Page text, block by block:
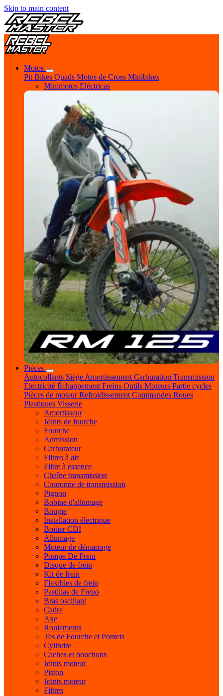
Skip to main content
Motos
Pit Bikes Quads Motos de Cross Minibikes
Minimotos Eléctricas
Pièces
Autocollants Siège Amortissement Carburation Transmission
Électricité Échappement Freins Outils Moteurs Partie cycles
Pièces de moteurRefroidissement Commandes Roues
Plastiques Visserie
Amortisseur
Joints de fourche
Fourche
Admission
Carburateur
Filtres à air
Filtre à essence
Chaîne transmission
Couronne de transmission
Pignon
Bobine d'allumage
Bougie
Installation électrique
Boitier CDI
Allumage
Moteur de démarrage
Pompe De Frein
Disque de frein
Kit de frein
Flexibles de frein
Pastillas de Freno
Bras oscillant
Cadre
Axe
Roulements
Tes de Fourche et Pontets
Cylindre
Caches et bouchons
Joints moteur
Piston
Joints moteur
Filtres